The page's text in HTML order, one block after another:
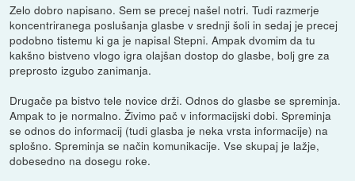
Zelo dobro napisano. Sem se precej našel notri. Tudi razmerje
koncentriranega poslušanja glasbe v srednji šoli in sedaj je precej
podobno tistemu ki ga je napisal Stepni. Ampak dvomim da tu
kakšno bistveno vlogo igra olajšan dostop do glasbe, bolj gre za
preprosto izgubo zanimanja.
Drugače pa bistvo tele novice drži. Odnos do glasbe se spreminja.
Ampak to je normalno. Živimo pač v informacijski dobi. Spreminja
se odnos do informacij (tudi glasba je neka vrsta informacije) na
splošno. Spreminja se način komunikacije. Vse skupaj je lažje,
dobesedno na dosegu roke.